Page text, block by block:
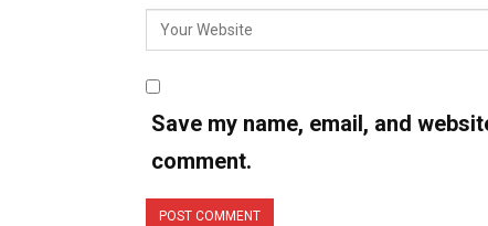
Save my name, email, and
comment.